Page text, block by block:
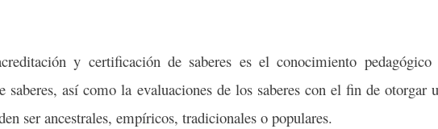
y certificación de saberes es el conocimiento
saberes, así como la evaluaciones de los saberes con el fin de otorgar
ser ancestrales, empíricos, tradicionales o populares.